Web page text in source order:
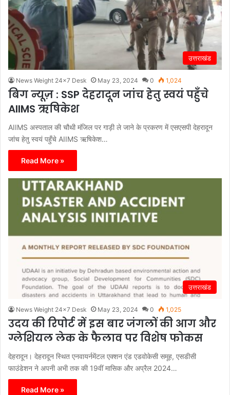
उत्तराखंड
News Weight 24x7 Desk May 23, 2024 0 1,024
बिग न्यूज़ : SSP देहरादून जांच हेतु स्वयं पहुँचे
AIIMS ऋषिकेश
AIIMS अस्पताल की चौथी मंजिल पर गाड़ी ले जाने के प्रकरण में एसएसपी देहरादून
जांच हेतु स्वयं पहुँचे AIIMS ऋषिकेश…
Read More »
उत्तराखंड
News Weight 24x7 Desk May 23, 2024 0 1,025
उदय की रिपोर्ट में इस बार जंगलों की आग और
ग्लेशियल लेक के फैलाव पर विशेष फोकस
देहरादून। देहरादून स्थित एनवायर्नमेंटल एक्शन एंड एडवोकेसी समूह, एसडीसी
फाउंडेशन ने अपनी अभी तक की 19वीं मासिक और अप्रैल 2024…
Read More »